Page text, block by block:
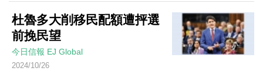
杜魯多大削移民配額遭抨選
前挽民望
今日信報 EJ Global
2024/10/26